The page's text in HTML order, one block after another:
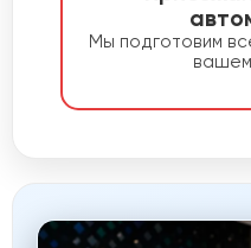
Мы подготовим